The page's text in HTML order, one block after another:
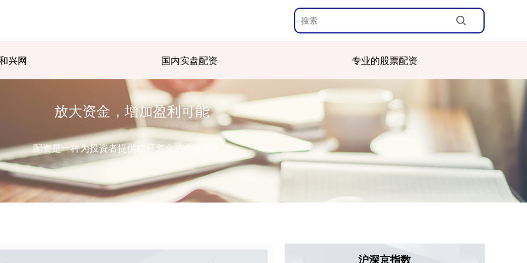
兴网 国内实盘配资 专业的股票配资
放大资金，增加盈利可能
配资是一种为投资者提供杠杆资金的金融服务！
沪深京指数